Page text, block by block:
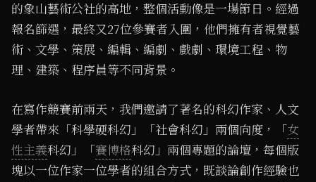
的象山藝術公社的高地，整個活動像是一場節日。經過
報名篩選，最終又27位參賽者入圍，他們擁有者視覺藝
術、文學、策展、編輯、編劇、戲劇、環境工程、物
理、建築、程序員等不同背景。
在寫作競賽前兩天，我們邀請了著名的科幻作家、人文
學者帶來「科學硬科幻」「社會科幻」兩個向度，「女
性主義科幻」「賽博格科幻」兩個專題的論壇，每個版
塊以一位作家一位學者的組合方式，既談論創作經驗也